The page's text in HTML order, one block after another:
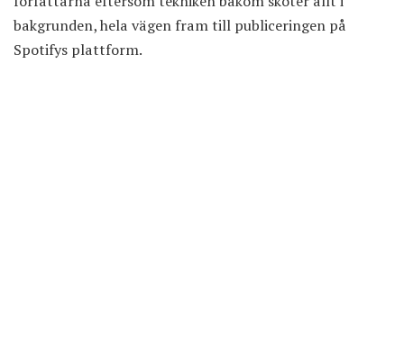
bakgrunden, hela vägen fram till publiceringen på
Spotifys plattform.